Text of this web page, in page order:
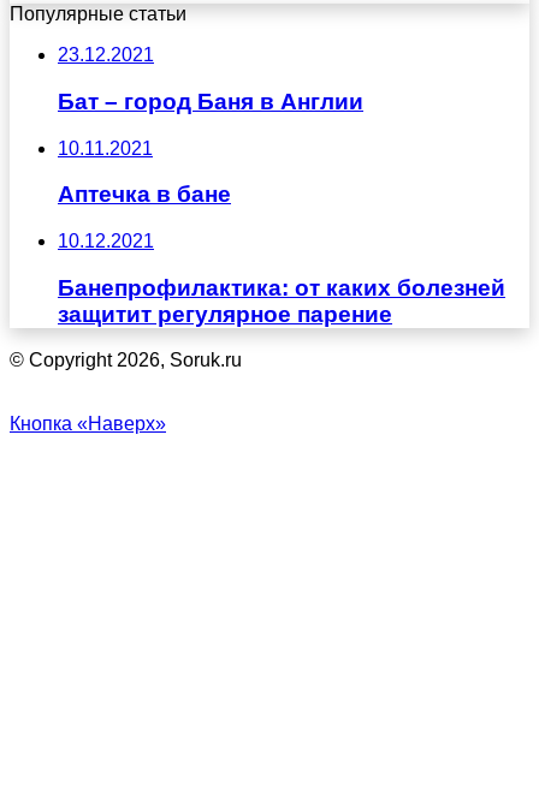
Популярные статьи
23.12.2021
Бат – город Баня в Англии
10.11.2021
Аптечка в бане
10.12.2021
Банепрофилактика: от каких болезней
защитит регулярное парение
© Copyright 2026, Soruk.ru
Кнопка «Наверх»